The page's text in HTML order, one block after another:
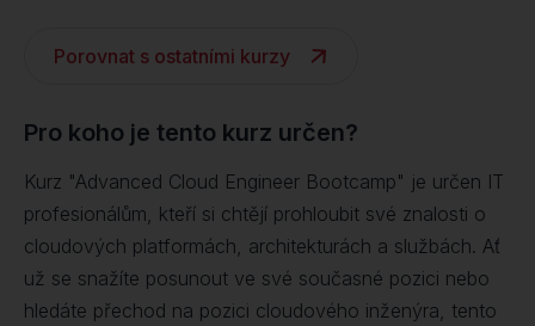
Porovnat s ostatními kurzy
Pro koho je tento kurz určen?
Kurz "Advanced Cloud Engineer Bootcamp" je určen IT
profesionálům, kteří si chtějí prohloubit své znalosti o
cloudových platformách, architekturách a službách. Ať
už se snažíte posunout ve své současné pozici nebo
hledáte přechod na pozici cloudového inženýra, tento